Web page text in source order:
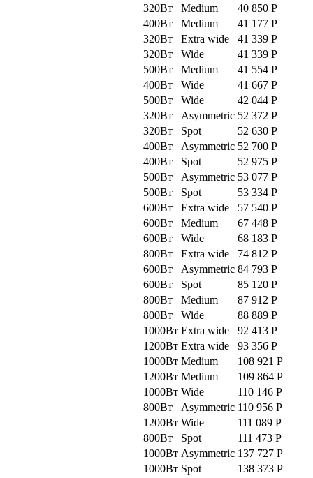
320Вт
Medium 40 850 Р
400Вт
Medium 41 177 Р
320Вт
Extra wide 41 339 Р
320Вт
Wide 41 339 Р
500Вт
Medium 41 554 Р
400Вт
Wide 41 667 Р
500Вт
Wide 42 044 Р
320Вт
Asymmetric 52 372 Р
320Вт
Spot 52 630 Р
400Вт
Asymmetric 52 700 Р
400Вт
Spot 52 975 Р
500Вт
Asymmetric 53 077 Р
500Вт
Spot 53 334 Р
600Вт
Extra wide 57 540 Р
600Вт
Medium 67 448 Р
600Вт
Wide 68 183 Р
800Вт
Extra wide 74 812 Р
600Вт
Asymmetric 84 793 Р
600Вт
Spot 85 120 Р
800Вт
Medium 87 912 Р
800Вт
Wide 88 889 Р
1000Вт Extra wide 92 413 Р
1200Вт Extra wide 93 356 Р
1000Вт Medium 108 921 Р
1200Вт Medium 109 864 Р
1000Вт Wide 110 146 Р
800Вт
Asymmetric 110 956 Р
1200Вт Wide 111 089 Р
800Вт
Spot 111 473 Р
1000Вт Asymmetric 137 727 Р
1000Вт Spot 138 373 Р